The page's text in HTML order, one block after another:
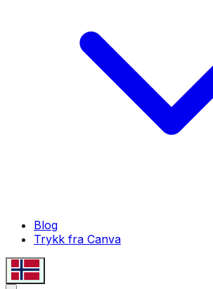
Blog
Trykk fra Canva